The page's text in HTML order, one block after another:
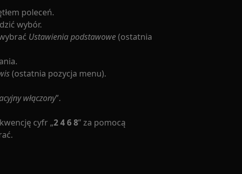
poleceń.
wybór.
Ustawienia podstawowe(ostatnia
(ostatnia pozycja menu).
włączony”.
cyfr „2 4 6 8” za pomocą